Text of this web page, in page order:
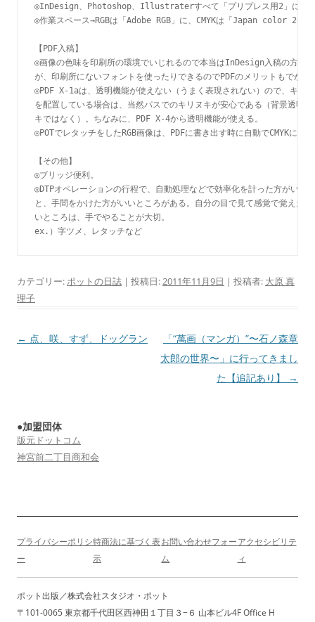
◎InDesign、Photoshop、Illustraterすべて「プリプレス用2」に設
◎作業スペース→RGBは「Adobe RGB」に、CMYKは「Japan color
【PDF入稿】
◎画像の色味を印刷所の環境でいじれるので本当はInDesign入稿の方が
が、印刷所にないフォントを使ったりできるのでPDFのメリットもでかい
◎PDF X-1aは、透明機能が使えない（うまく表現されない）ので、キリ
を配置している場合は、当然パスでのキリヌキが安心である（背景透明の
キではなく）。ちなみに、PDF X-4から透明機能が使える。
◎POTでレタッチをしたRGB画像は、PDFに書き出す時に自動でCMYKに変
【その他】
◎ブリッジ便利。
◎DTPオペレーションの行程で、自動処理などで効率化を計った方がいい
と、手間をかけた方がいいところがある。自分の目で見て感覚で覚えたほ
いところは、手でやることが大切。
ex.）字ツメ、レタッチなど
カテゴリー: ポットの日誌 | 投稿日: 2011年11月9日 | 投稿者: 大原 真
理子
投
ー
シ
← 点、咲、すず、ドッグラン
「“萬画（マンガ）”〜石ノ森章
太郎の世界〜」に行ってきまし
た【追記あり】
→
●加盟団体
版元ドットコム
神宮前二丁目商和会
プライバシーポリシ
ー
特商法に基づく表
示
お問い合わせフォー
ム
アクセシビリテ
ィ
ポット出版／株式会社スタジオ・ポット
〒101-0065 東京都千代田区西神田１丁目３−６ 山本ビル4F Office H